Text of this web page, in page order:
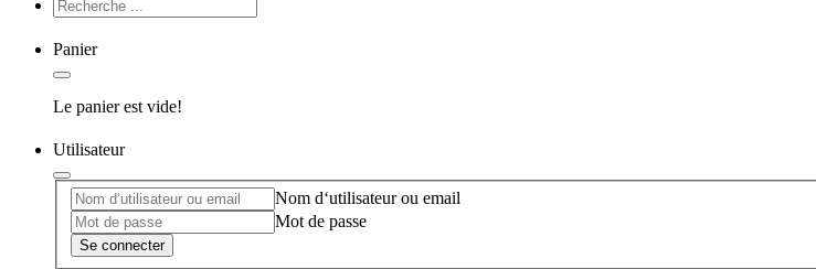
Panier
Le panier est vide!
Utilisateur
Nom d‘utilisateur ou email
Mot de passe
Se connecter